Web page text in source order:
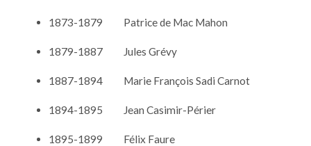
1873-1879 Patrice de Mac Mahon
1879-1887 Jules Grévy
1887-1894 Marie François Sadi Carnot
1894-1895 Jean Casimir-Périer
1895-1899 Félix Faure